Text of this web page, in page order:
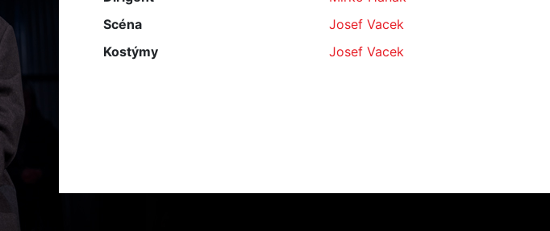
Scéna
Josef Vacek
Kostýmy
Josef Vacek